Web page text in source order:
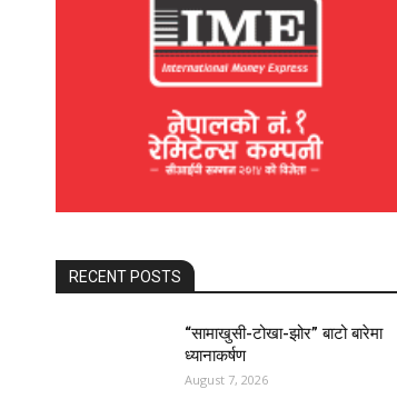
RECENT POSTS
“सामाखुसी-टोखा-झोर” बाटो बारेमा
ध्यानाकर्षण
August 7, 2026